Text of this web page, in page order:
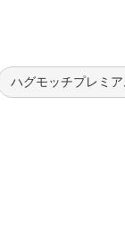
ハグモッチプレミ